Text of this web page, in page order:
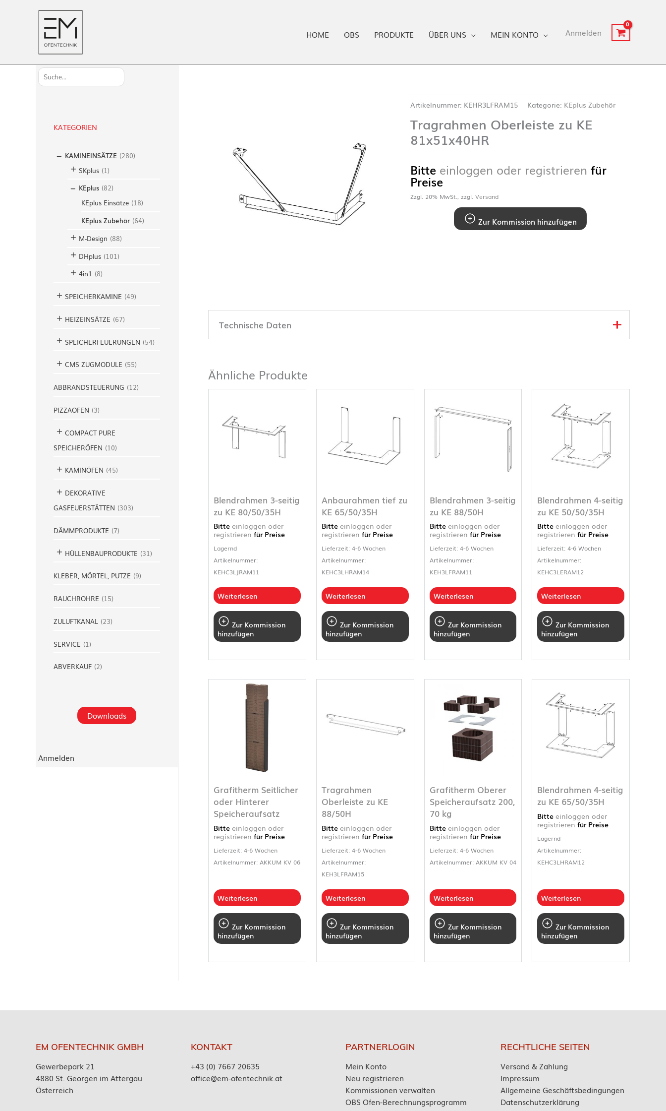
HOME OBS PRODUKTE ÜBER UNS MEIN KONTO Anmelden
S
u
KATEGORIEN
KAMINEINSÄTZE (280)
SKplus (1)
KEplus (82)
KEplus Einsätze (18)
KEplus Zubehör (64)
M-Design (88)
DHplus (101)
4in1 (8)
SPEICHERKAMINE (49)
HEIZEINSÄTZE (67)
SPEICHERFEUERUNGEN (54)
CMS ZUGMODULE (55)
ABBRANDSTEUERUNG (12)
PIZZAOFEN (3)
COMPACT PURE
SPEICHERÖFEN (10)
KAMINÖFEN (45)
DEKORATIVE
GASFEUERSTÄTTEN (303)
DÄMMPRODUKTE (7)
HÜLLENBAUPRODUKTE (31)
KLEBER, MÖRTEL, PUTZE (9)
RAUCHROHRE (15)
ZULUFTKANAL (23)
SERVICE (1)
ABVERKAUF (2)
Downloads
Anmelden
Artikelnummer: KEHR3LFRAM15 Kategorie: KEplus Zubehör
Tragrahmen Oberleiste zu KE
81x51x40HR
Bitte einloggen oder registrieren für
Preise
Zzgl. 20% MwSt., zzgl.Versand
Zur Kommission hinzufügen
Technische Daten
Ähnliche Produkte
Blendrahmen 3-seitig
zu KE 80/50/35H
Bitte einloggen oder
registrieren für Preise
Lagernd
Artikelnummer:
KEHC3LJRAM11
Weiterlesen
Zur Kommission
hinzufügen
Anbaurahmen tief zu
KE 65/50/35H
Bitte einloggen oder
registrieren für Preise
Lieferzeit: 4-6 Wochen
Artikelnummer:
KEHC3LHRAM14
Weiterlesen
Zur Kommission
hinzufügen
Blendrahmen 3-seitig
zu KE 88/50H
Bitte einloggen oder
registrieren für Preise
Lieferzeit: 4-6 Wochen
Artikelnummer:
KEH3LFRAM11
Weiterlesen
Zur Kommission
hinzufügen
Blendrahmen 4-seitig
zu KE 50/50/35H
Bitteeinloggen oder
registrieren für Preise
Lieferzeit: 4-6 Wochen
Artikelnummer:
KEHC3LERAM12
Weiterlesen
Zur Kommission
hinzufügen
Grafitherm Seitlicher
oder Hinterer
Speicheraufsatz
Bitte einloggen oder
registrieren für Preise
Lieferzeit: 4-6 Wochen
Artikelnummer: AKKUM KV 06
Weiterlesen
Zur Kommission
hinzufügen
Tragrahmen
Oberleiste zu KE
88/50H
Bitte einloggen oder
registrieren für Preise
Lieferzeit: 4-6 Wochen
Artikelnummer:
KEH3LFRAM15
Weiterlesen
Zur Kommission
hinzufügen
Grafitherm Oberer
Speicheraufsatz 200,
70 kg
Bitte einloggen oder
registrieren für Preise
Lieferzeit: 4-6 Wochen
Artikelnummer: AKKUM KV 04
Weiterlesen
Zur Kommission
hinzufügen
Blendrahmen 4-seitig
zu KE 65/50/35H
Bitteeinloggen oder
registrieren für Preise
Lagernd
Artikelnummer:
KEHC3LHRAM12
Weiterlesen
Zur Kommission
hinzufügen
EM OFENTECHNIK GMBH
Gewerbepark 21
4880 St. Georgen im Attergau
Österreich
KONTAKT
+43 (0) 7667 20635
office@em-ofentechnik.at
PARTNERLOGIN
Mein Konto
Neu registrieren
Kommissionen verwalten
OBS Ofen-Berechnungsprogramm
RECHTLICHE SEITEN
Versand & Zahlung
Impressum
Allgemeine Geschäftsbedingungen
Datenschutzerklärung